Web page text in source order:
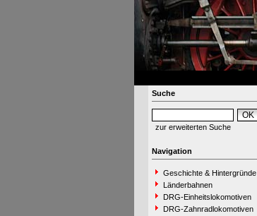
Suche
zur erweiterten Suche
Navigation
Geschichte & Hintergründe
Länderbahnen
DRG-Einheitslokomotiven
DRG-Zahnradlokomotiven